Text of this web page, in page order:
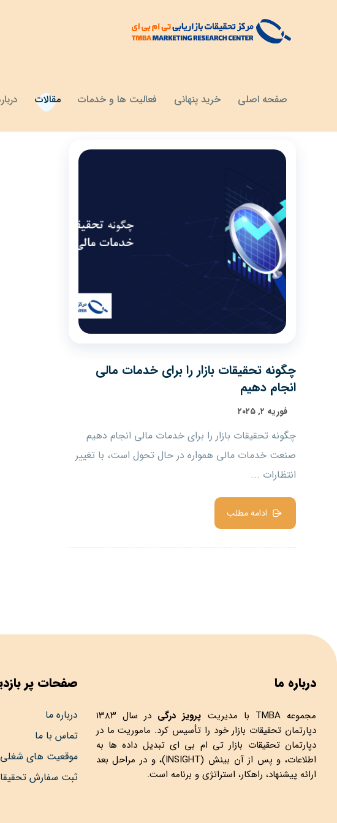
صفحه اصلی خرید پنهانی فعالیت ها و خدمات مقالات
چگونه تحقیقات بازار را برای خدمات مالی
انجام دهیم
فوریه ۲, ۲۰۲۵
چگونه تحقیقات بازار را برای خدمات مالی انجام دهیم
صنعت خدمات مالی همواره در حال تحول است، با تغییر
انتظارات ...
ادامه مطلب
درباره ما
مجموعهTMBA با مدیریت پرویز درگی
در سال ۱۳۸۳
دپارتمان تحقیقات بازار خود را تأسیس کرد. ماموریت ما در
دپارتمان تحقیقات بازار تی ام بی ای تبدیل داده ها به
اطلاعات، و پس از آن بینش (INSIGHT)، و در مراحل بعد
ارائه پیشنهاد، راهکار، استراتژی و برنامه است.
صفحات پر
درباره ما
تماس با ما
موقعیت های شغلی
ثبت سفارش